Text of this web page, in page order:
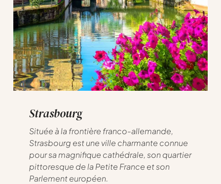
Strasbourg
Située à la frontière franco-allemande,
Strasbourg est une ville charmante connue
pour sa magnifique cathédrale, son quartier
pittoresque de la Petite France et son
Parlement européen.